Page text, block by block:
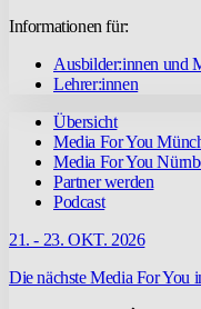
Informationen für:
Ausbilder:innen und
Lehrer:innen
Übersicht
Media For You
Media For You
Partner werden
Podcast
21. - 23. OKT. 2026
Die nächste Media For You